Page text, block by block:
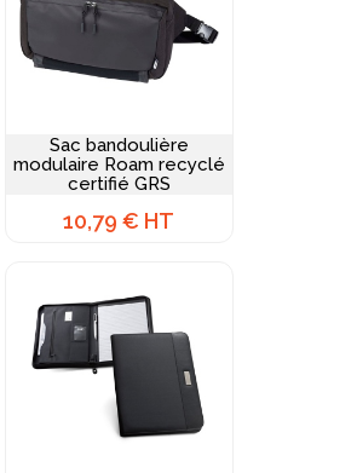
Sac bandoulière
modulaire Roam recyclé
certifié GRS
10,79 € HT